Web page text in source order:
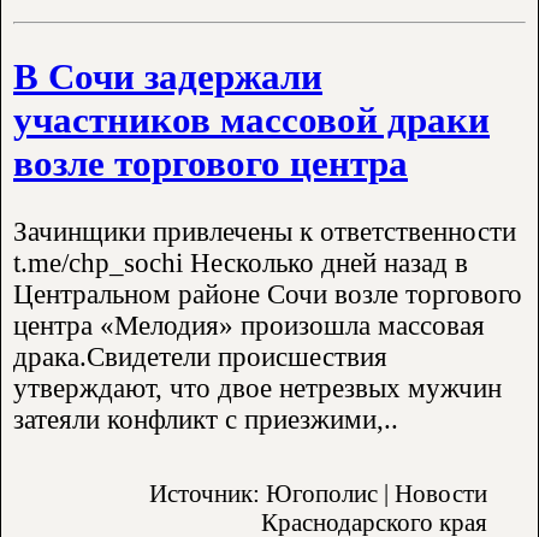
В Сочи задержали
участников массовой драки
возле торгового центра
Зачинщики привлечены к ответственности
t.me/chp_sochi Несколько дней назад в
Центральном районе Сочи возле торгового
центра «Мелодия» произошла массовая
драка.Свидетели происшествия
утверждают, что двое нетрезвых мужчин
затеяли конфликт с приезжими,..
Источник: Югополис | Новости
Краснодарского края